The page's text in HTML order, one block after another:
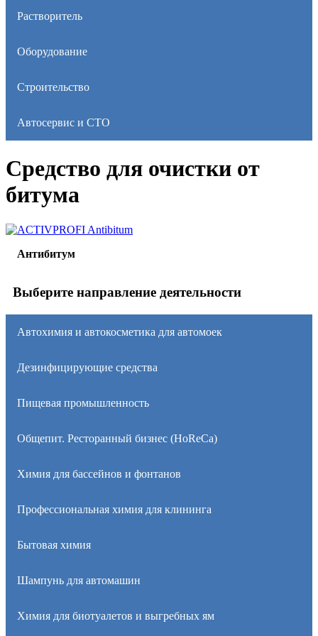
Растворитель
Оборудование
Строительство
Автосервис и СТО
Средство для очистки от
битума
ACTIVPROFI Antibitum
Антибитум
Выберите направление деятельности
Автохимия и автокосметика для автомоек
Дезинфицирующие средства
Пищевая промышленность
Общепит. Ресторанный бизнес (HoReCa)
Химия для бассейнов и фонтанов
Профессиональная химия для клининга
Бытовая химия
Шампунь для автомашин
Химия для биотуалетов и выгребных ям